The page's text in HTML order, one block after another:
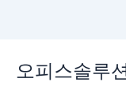
오피스솔루